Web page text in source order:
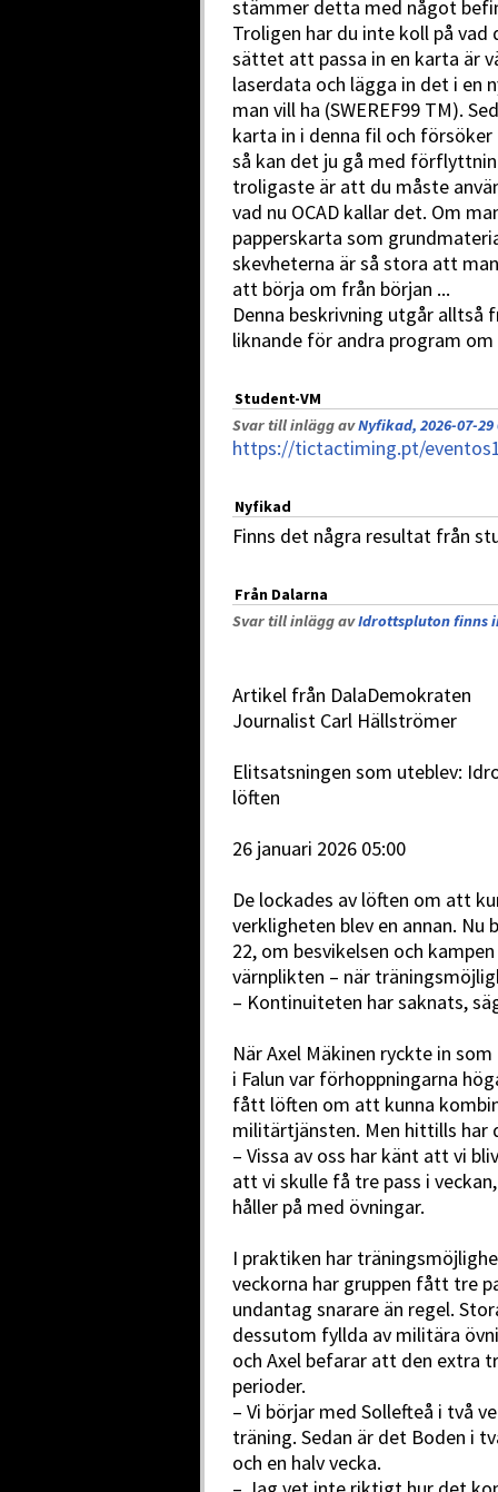
stämmer detta med något
Troligen har du inte koll på
sättet att passa in en karta är
laserdata och lägga in det i en
man vill ha (SWEREF99 TM).
karta in i denna fil och försöker
så kan det ju gå med
troligaste är att du måste
vad nu OCAD kallar det. Om
papperskarta som
skevheterna är så stora att
att börja om från början ...
Denna beskrivning utgår alltså
liknande för andra program
Student-VM
Svar till inlägg avNyfikad, 2026-07-29
https://tictactiming.pt/
Nyfikad
Finns det några resultat från
Från Dalarna
Svar till inlägg avIdrottspluton finns
Artikel från DalaDemokraten
Journalist Carl Hällströmer
Elitsatsningen som uteblev:
löften
26 januari 2026 05:00
De lockades av löften om att
verkligheten blev en annan.
22, om besvikelsen och
värnplikten – när
– Kontinuiteten har saknats,
När Axel Mäkinen ryckte in
i Falun var förhoppningarna
fått löften om att kunna
militärtjänsten. Men hittills
– Vissa av oss har känt att vi
att vi skulle få tre pass i
håller på med övningar.
I praktiken har
veckorna har gruppen fått tre
undantag snarare än regel.
dessutom fyllda av militära
och Axel befarar att den extra
perioder.
– Vi börjar med Sollefteå i två
träning. Sedan är det Boden i
och en halv vecka.